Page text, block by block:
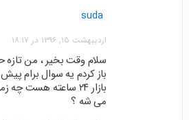
suda
اردیبهشت ۱۵, ۱۳۹۶ در ۱۸:۱۷
سلام وقت بخیر ، من تازه
باز کردم یه سوال برام پیش
بازار ۲۴ ساعته هست
می شه ؟